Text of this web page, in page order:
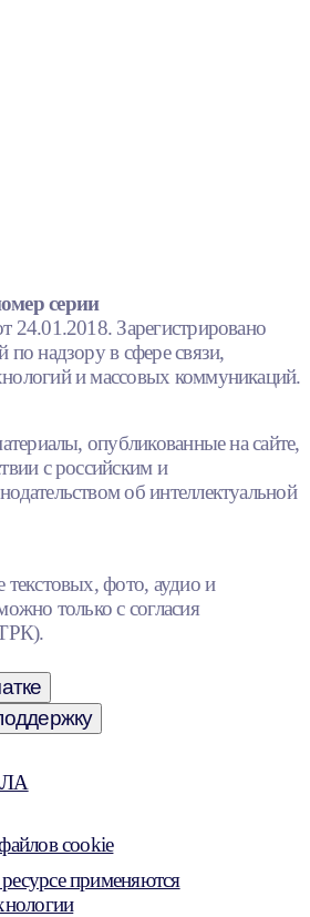
серии
Зарегистрировано
надзору в сфере связи,
и массовых коммуникаций.
опубликованные на сайте,
с российским и
об интеллектуальной
фото, аудио и
только с согласия
cookie
применяются